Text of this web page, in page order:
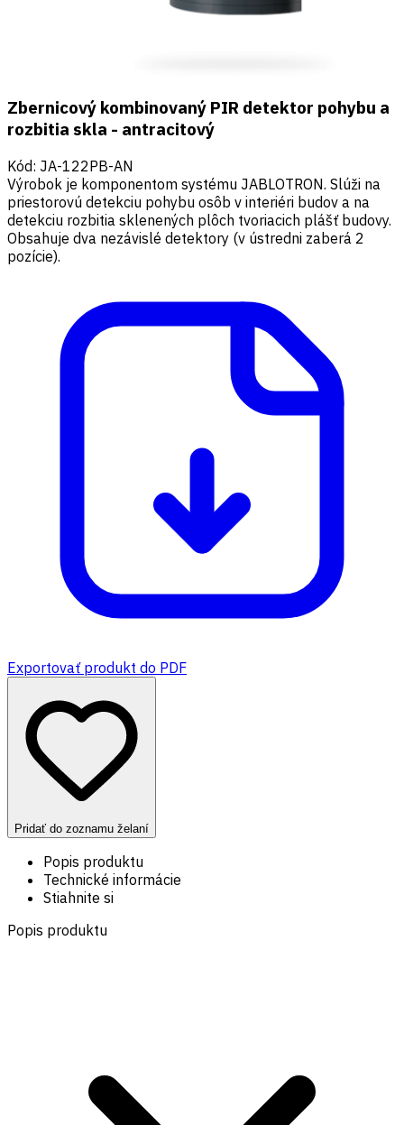
Zbernicový kombinovaný PIR detektor pohybu a
rozbitia skla - antracitový
Kód: JA-122PB-AN
Výrobok je komponentom systému JABLOTRON. Slúži na
priestorovú detekciu pohybu osôb v interiéri budov a na
detekciu rozbitia sklenených plôch tvoriacich plášť budovy.
Obsahuje dva nezávislé detektory (v ústredni zaberá 2
pozície).
Exportovať produkt do PDF
Pridať do zoznamu želaní
Popis produktu
Technické informácie
Stiahnite si
Popis produktu